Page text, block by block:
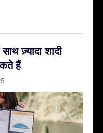
ज़्यादा शादी
हैं